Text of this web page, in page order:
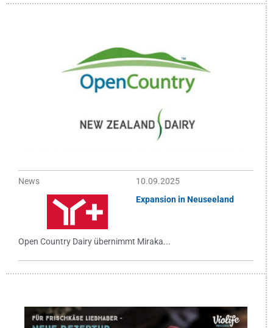
News
10.09.2025
Expansion in Neuseeland
Open Country Dairy übernimmt Miraka...